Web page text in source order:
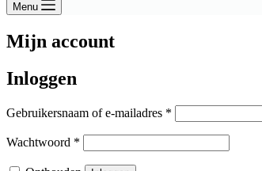
Menu
Mijn account
Inloggen
Gebruikersnaam of e-mailadres *
Wachtwoord *